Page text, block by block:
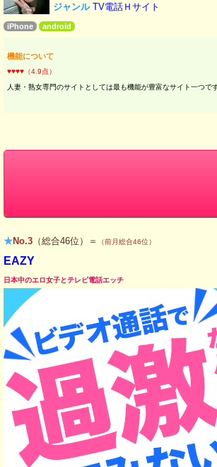
ジャンル TV電話Ｈサイト
iPhone android
機能について
♥♥♥♥（4.9点）
人妻・熟女専門のサイトとしては最も機能が豊富なサイト一つ
★No.3 （総合46位）＝ （前月総合46位）
EAZY
日本中のエロ女子とテレビ電話エッチ